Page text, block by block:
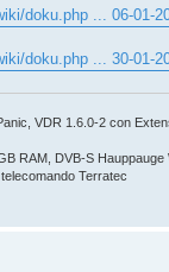
doku.php ... 06-01-
doku.php ... 30-01-
VDR 1.6.0-2 con
RAM, DVB-S Hauppauge
Terratec